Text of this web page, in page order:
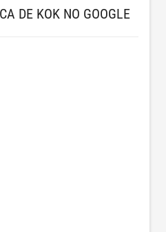
DE KOK NO GOOGLE